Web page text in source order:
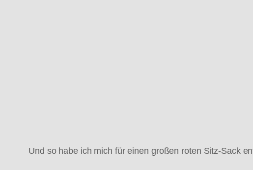
Und so habe ich mich für einen großen roten Sitz-Sack